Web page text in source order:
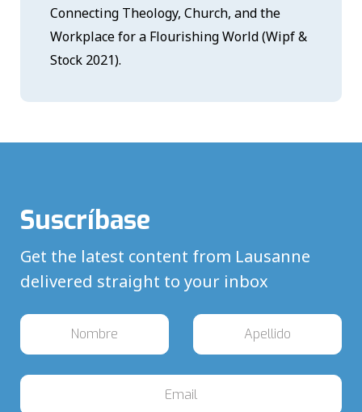
Connecting Theology, Church, and the
Workplace for a Flourishing World (Wipf &
Stock 2021).
Suscríbase
Get the latest content from Lausanne
delivered straight to your inbox